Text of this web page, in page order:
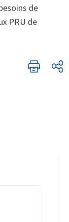
de
PRU de